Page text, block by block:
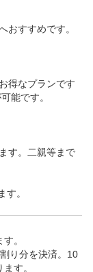
おすすめです。
得なプランです
能です。
す。二親等まで
。
。
り分を決済。10
す。